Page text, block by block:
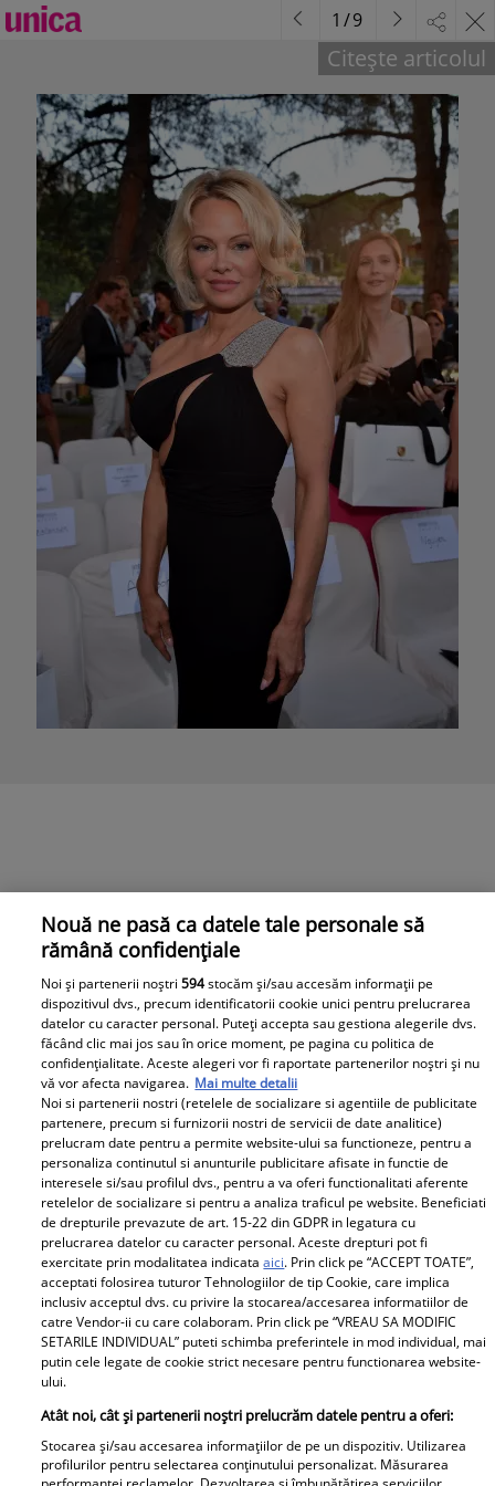
Uite cât de bine arată Pamela Anderson la vârsta de 50
de ani
Pamela Anderson la 50 de ani
Citește articolul
1 /9
Parteneri
Tânărul din poză e azi
„Am cancer la sân. Am
Nouă ne pasă ca datele tale personale să
rămână confidențiale
Noi și partenerii noștri594stocăm și/sau accesăm informații pe
dispozitivul dvs., precum identificatorii cookie unici pentru prelucrarea
datelor cu caracter personal. Puteți accepta sau gestiona alegerile dvs.
făcând clic mai jos sau în orice moment, pe pagina cu politica de
confidențialitate. Aceste alegeri vor fi raportate partenerilor noștri și nu
vă vor afecta navigarea. Mai multe detalii
Noi si partenerii nostri (retelele de socializare si agentiile de publicitate
partenere, precum si furnizorii nostri de servicii de date analitice)
prelucram date pentru a permite website-ului sa functioneze, pentru a
personaliza continutul si anunturile publicitare afisate in functie de
interesele si/sau profilul dvs., pentru a va oferi functionalitati aferente
retelelor de socializare si pentru a analiza traficul pe website. Beneficiati
de drepturile prevazute de art. 15-22 din GDPR in legatura cu
prelucrarea datelor cu caracter personal. Aceste drepturi pot fi
exercitate prin modalitatea indicataaici. Prin click pe “ACCEPT TOATE”,
acceptati folosirea tuturor Tehnologiilor de tip Cookie, care implica
inclusiv acceptul dvs. cu privire la stocarea/accesarea informatiilor de
catre Vendor-ii cu care colaboram. Prin click pe “VREAU SA MODIFIC
SETARILE INDIVIDUAL” puteti schimba preferintele in mod individual, mai
putin cele legate de cookie strict necesare pentru functionarea website-
ului.
Atât noi, cât și partenerii noștri prelucrăm datele pentru a oferi:
Stocarea și/sau accesarea informațiilor de pe un dispozitiv. Utilizarea
profilurilor pentru selectarea conținutului personalizat. Măsurarea